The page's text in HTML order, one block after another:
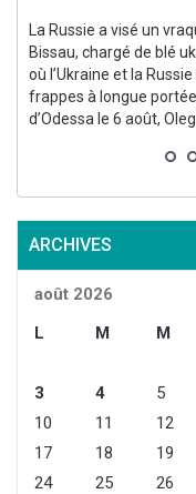
La Russie a visé un
Bissau, chargé de blé
où l’Ukraine et la
frappes à longue
d’Odessa le 6 août,
ARCHIVES
août 2026
L
M M
3
4 5
10
11 12
17
18 19
24
25 26